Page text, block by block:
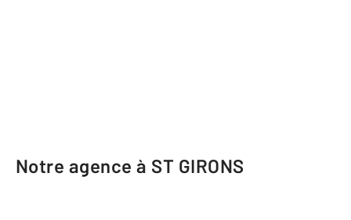
Notre agence à ST GIRONS